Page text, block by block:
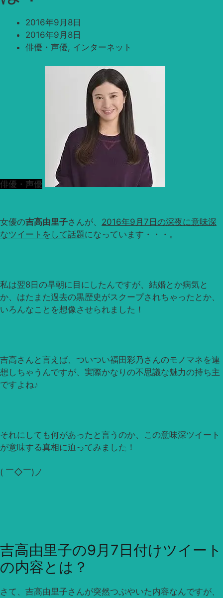
2016年9月8日
2016年9月8日
俳優・声優, インターネット
俳優・声優
女優の吉高由里子さんが、 2016年9月7日の深夜に意味深
なツイートをして話題になっています・・・。
私は翌8日の早朝に目にしたんですが、結婚とか病気と
か、はたまた過去の黒歴史がスクープされちゃったとか、
いろんなことを想像させられました！
吉高さんと言えば、ついつい福田彩乃さんのモノマネを連
想しちゃうんですが、実際かなりの不思議な魅力の持ち主
ですよね♪
それにしても何があったと言うのか、この意味深ツイート
が意味する真相に迫ってみました！
( ￣◇￣)ノ
吉高由里子の9月7日付けツイート
の内容とは？
さて、吉高由里子さんが突然つぶやいた内容なんですが、